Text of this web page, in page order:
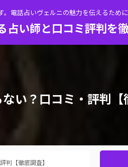
電話占いヴェルニの魅力を伝えるために
占い師と口コミ評判を
い？口コミ・評判【
判【徹底調査】